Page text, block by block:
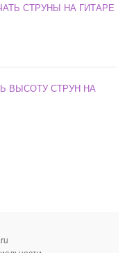
СТРУНЫ НА ГИТАРЕ
ВЫСОТУ СТРУН НА